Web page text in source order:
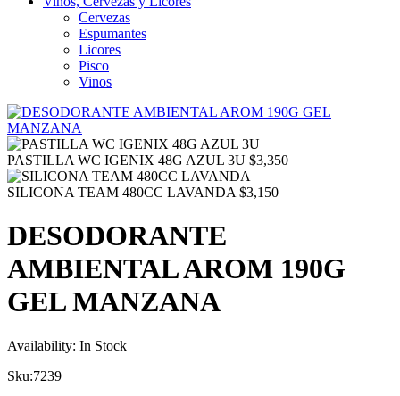
Cervezas
Espumantes
Licores
Pisco
Vinos
PASTILLA WC IGENIX 48G AZUL 3U $3,350
SILICONA TEAM 480CC LAVANDA $3,150
DESODORANTE
AMBIENTAL AROM 190G
GEL MANZANA
Availability: In Stock
Sku:7239